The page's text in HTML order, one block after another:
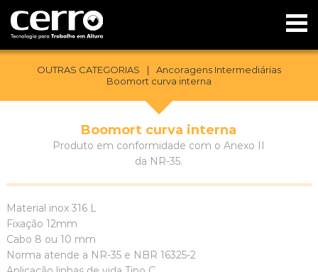
OUTRAS CATEGORIAS |
Ancoragens Intermediárias
Boomort curva interna
Boomort curva interna
Produto em conformidade com o Anexo II
da NR-35.
Material inox 316 L
Fixação 12mm
Cabo 8 ou 10 mm
Norma atende a NR-35 e NBR 16325-2